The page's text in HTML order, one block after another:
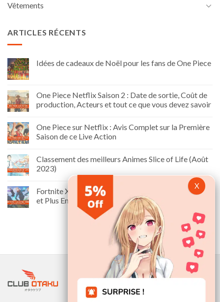
Vêtements
ARTICLES RÉCENTS
Idées de cadeaux de Noël pour les fans de One Piece
One Piece Netflix Saison 2 : Date de sortie, Coût de
production, Acteurs et tout ce que vous devez savoir
One Piece sur Netflix : Avis Complet sur la Première
Saison de ce Live Action
Classement des meilleurs Animes Slice of Life (Août
2023)
Fortnite X Jujutsu Kaisen: Skins, Date de Sortie, Prix
et Plus Encore